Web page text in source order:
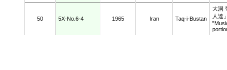
50 5X-No.6-4 1965 Iran Taq-i-Bustan
大洞
人達